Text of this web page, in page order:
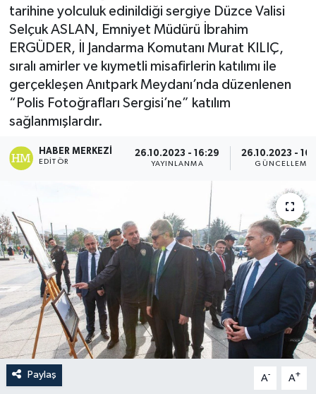
tarihine yolculuk edinildiği sergiye Düzce Valisi
Selçuk ASLAN, Emniyet Müdürü İbrahim
ERGÜDER, İl Jandarma Komutanı Murat KILIÇ,
sıralı amirler ve kıymetli misafirlerin katılımı ile
gerçekleşen Anıtpark Meydanı’nda düzenlenen
“Polis Fotoğrafları Sergisi’ne” katılım
sağlanmışlardır.
HABER MERKEZI
EDITÖR
26.10.2023 - 16:29
YAYINLANMA
26.10.2023 -
GÜNCELLEME
Paylaş A- A+
Son Dakika Haberleri
Haber Arşivi